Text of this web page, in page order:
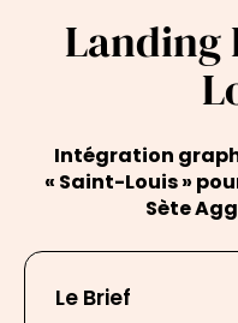
Landing
Intégration
« Saint-Louis »
Sète
Le Brief